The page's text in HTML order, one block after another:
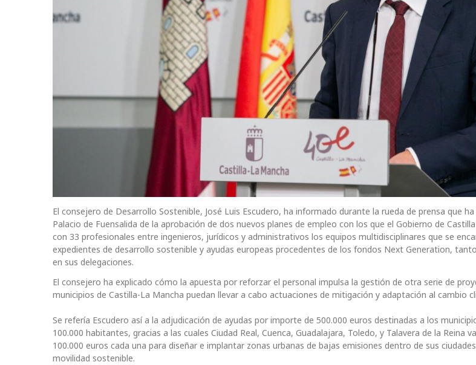
El consejero de Desarrollo Sostenible, José Luis Escudero, ha informado durante la rueda de prensa que
Palacio de Fuensalida de la aprobación de dos nuevos planes de empleo con los que el Gobierno de
con 33 profesionales entre ingenieros, jurídicos y administrativos los equipos multidisciplinares que se
expedientes de desarrollo sostenible y ayudas europeas procedentes de los fondos Next Generation,
en sus delegaciones.
El consejero ha explicado cómo la apuesta por reforzar el personal impulsa la gestión de otra serie de
municipios de Castilla-La Mancha puedan llevar a cabo actuaciones de mitigación y adaptación al cambio
Se refería Escudero así a la adjudicación de ayudas por importe de 500.000 euros destinadas a los
100.000 habitantes, gracias a las cuales Ciudad Real, Cuenca, Guadalajara, Toledo, y Talavera de la Reina
100.000 euros cada una para diseñar e implantar zonas urbanas de bajas emisiones dentro de sus
movilidad sostenible.